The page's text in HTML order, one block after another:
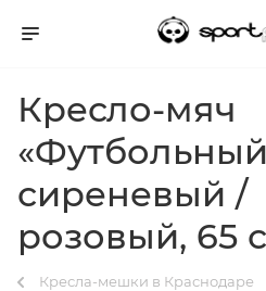
Кресло-мяч
сиреневый /
розовый, 65
Кресла-мешки в Краснодаре